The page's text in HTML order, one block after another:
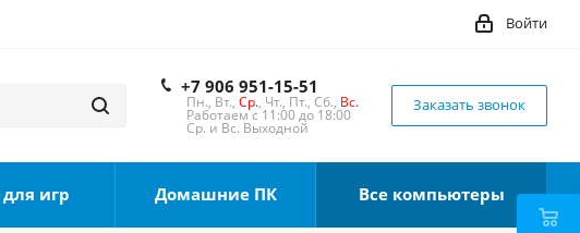
Войти
+7 906 951-15-51
Пн., Вт., Ср., Чт., Пт., Сб., Вс.
Работаем с 11:00 до 18:00
Ср. и Вс. Выходной
Заказать звонок
игр Домашние ПК Все компьютеры